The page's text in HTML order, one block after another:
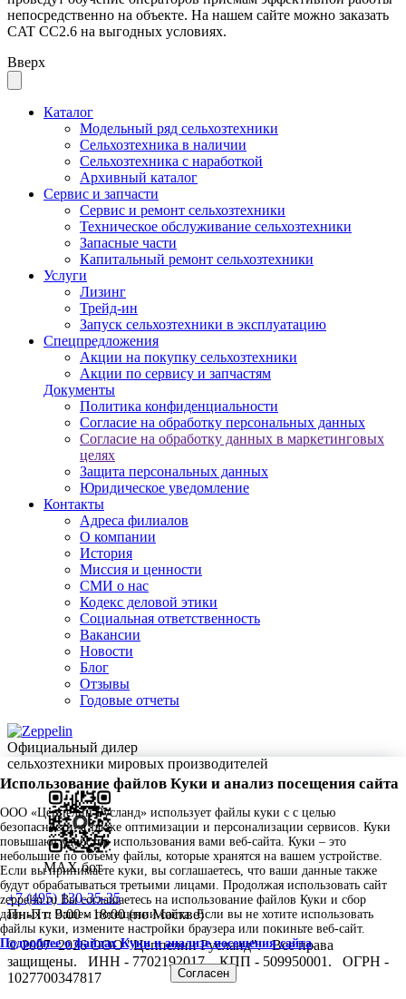
непосредственно на объекте. На нашем сайте можно заказать
CAT CC2.6 на выгодных условиях.
Вверх
Каталог
Модельный ряд сельхозтехники
Сельхозтехника в наличии
Сельхозтехника с наработкой
Архивный каталог
Сервис и запчасти
Сервис и ремонт сельхозтехники
Техническое обслуживание сельхозтехники
Запасные части
Капитальный ремонт сельхозтехники
Услуги
Лизинг
Трейд-ин
Запуск сельхозтехники в эксплуатацию
Спецпредложения
Акции на покупку сельхозтехники
Акции по сервису и запчастям
Документы
Политика конфиденциальности
Согласие на обработку персональных данных
Согласие на обработку данных в маркетинговых
целях
Защита персональных данных
Юридическое уведомление
Контакты
Адреса филиалов
О компании
История
Миссия и ценности
СМИ о нас
Кодекс деловой этики
Социальная ответственность
Вакансии
Новости
Блог
Отзывы
Годовые отчеты
Официальный дилер
сельхозтехники мировых производителей
MAX бот
+7 (495) 130-35-35
Пн-Пт: 9:00 - 18:00 (по Москве)
© 2007–2026 ООО "Цеппелин Русланд".
Все права
защищены.
ИНН - 7702192017. КПП - 509950001.
ОГРН -
1027700347817
Использование файлов Куки и анализ посещения сайта
ООО «Цеппелин Русланд» использует файлы куки c с целью
безопасности, а также оптимизации и персонализации сервисов. Куки
повышают удобство использования вами веб-сайта. Куки – это
небольшие по объему файлы, которые хранятся на вашем устройстве.
Если вы принимаете куки, вы соглашаетесь, что ваши данные также
будут обрабатываться третьими лицами. Продолжая использовать сайт
zeppelin.ru Вы соглашаетесь на использование файлов Куки и сбор
данных о Вашем посещении сайта. Если вы не хотите использовать
файлы куки, измените настройки браузера или покиньте веб-сайт.
Подробнее о файлах Куки и анализе посещения сайта.
Согласен